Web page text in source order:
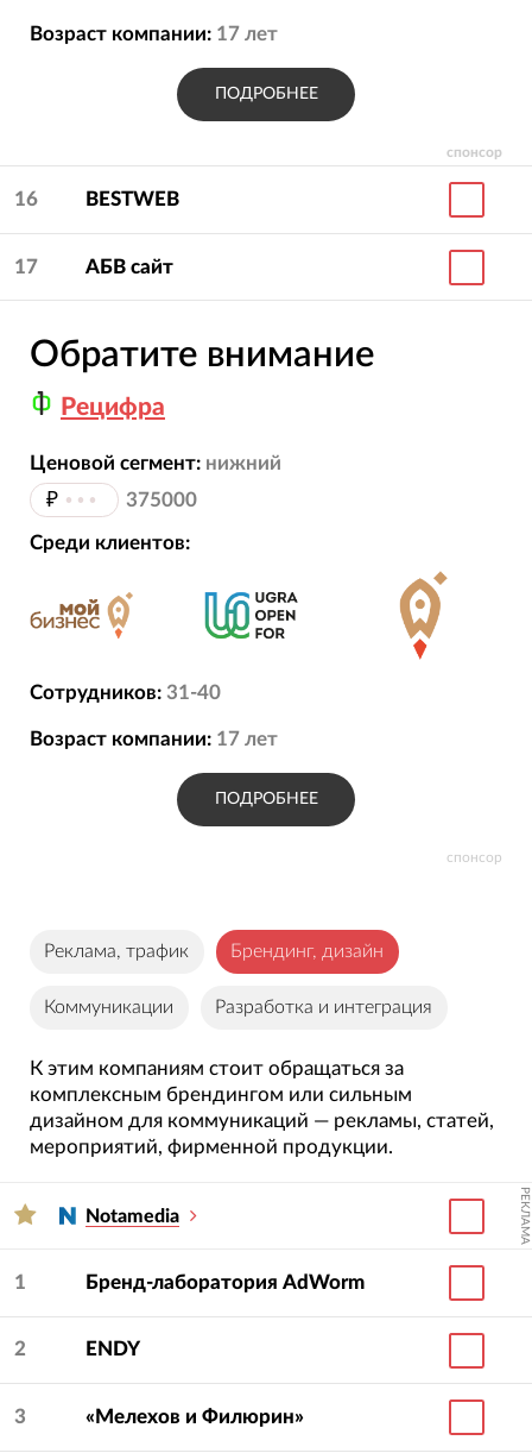
спонсор
Возраст компании: 17 лет
ПОДРОБНЕЕ
16 BESTWEB
17 АБВ сайт
спонсор
Обратите внимание
Рецифра
Ценовой сегмент: нижний
₽ ••• 375000
Среди клиентов:
Сотрудников: 31-40
Возраст компании: 17 лет
ПОДРОБНЕЕ
Реклама, трафик Брендинг, дизайн
Коммуникации Разработка и интеграция
К этим компаниям стоит обращаться за
комплексным брендингом или сильным
дизайном для коммуникаций — рекламы, статей,
мероприятий, фирменной продукции.
Notamedia РЕКЛАМА
1 Бренд-лаборатория AdWorm
2 ENDY
3 «Мелехов и Филюрин»